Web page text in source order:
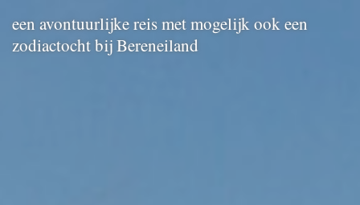
een avontuurlijke reis met mogelijk ook een
zodiactocht bij Bereneiland